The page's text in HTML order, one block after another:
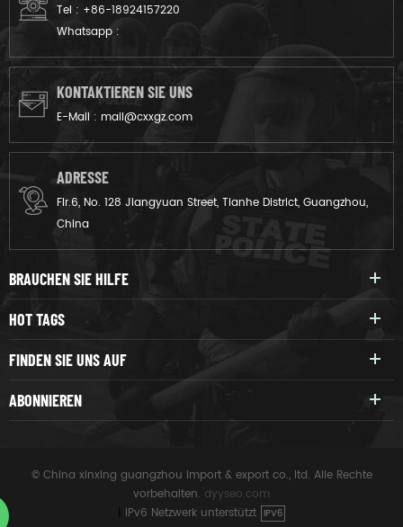
Tel : +86-18924157220
Whatsapp :
KONTAKTIEREN SIE UNS
E-Mail : mail@cxxgz.com
ADRESSE
Flr.6, No. 128 Jiangyuan Street, Tianhe District, Guangzhou,
China
BRAUCHEN SIE HILFE
HOT TAGS
FINDEN SIE UNS AUF
ABONNIEREN
© China xinxing guangzhou import & export co., ltd. Alle Rechte
vorbehalten. dyyseo.com
IPv6 Netzwerk unterstützt IPV6